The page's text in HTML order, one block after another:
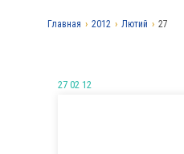
Главная › 2012 › Лютий › 27
27 02 12